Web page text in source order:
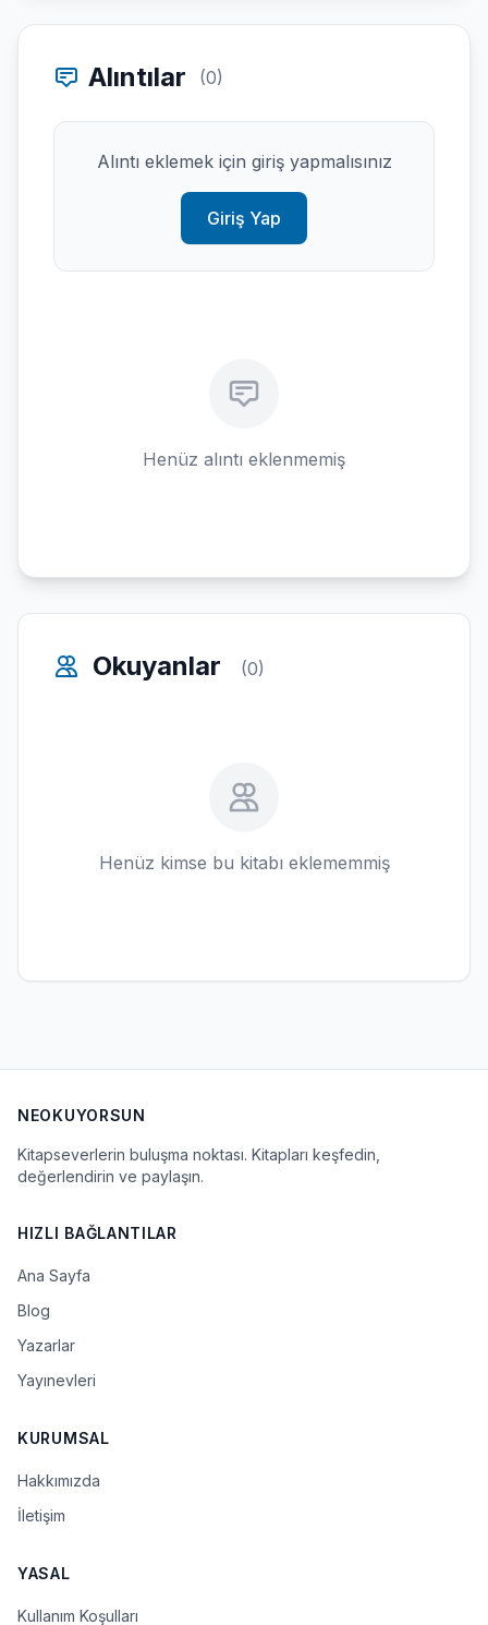
Alıntılar (0)
Alıntı eklemek için giriş yapmalısınız
Giriş Yap
Henüz alıntı eklenmemiş
Okuyanlar (0)
Henüz kimse bu kitabı eklememmiş
NEOKUYORSUN
Kitapseverlerin buluşma noktası. Kitapları keşfedin,
değerlendirin ve paylaşın.
HIZLI BAĞLANTILAR
Ana Sayfa
Blog
Yazarlar
Yayınevleri
KURUMSAL
Hakkımızda
İletişim
YASAL
Kullanım Koşulları